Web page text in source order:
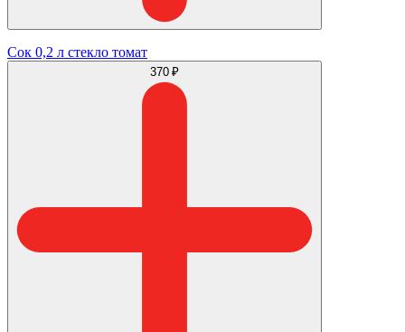
Сок 0,2 л стекло томат
370 ₽